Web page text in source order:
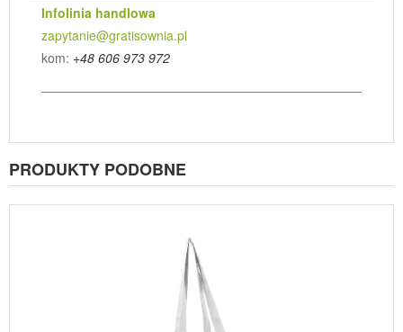
Infolinia handlowa
zapytanie@gratisownia.pl
kom: +48 606 973 972
PRODUKTY PODOBNE